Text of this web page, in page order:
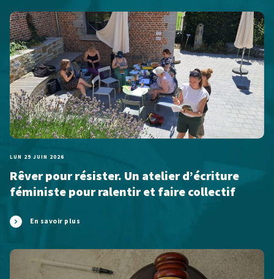
LUN 29 JUIN 2026
Rêver pour résister. Un atelier d’écriture
féministe pour ralentir et faire collectif
En savoir plus